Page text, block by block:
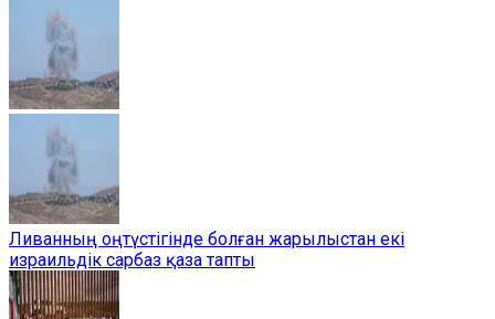
Ливанның оңтүстігінде болған жарылыстан екі
израильдік сарбаз қаза тапты